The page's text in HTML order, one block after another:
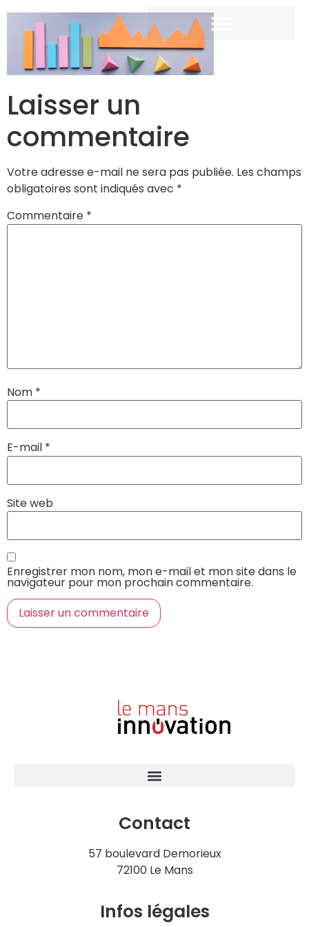
Laisser un
commentaire
Votre adresse e-mail ne sera pas publiée. Les champs
obligatoires sont indiqués avec *
Commentaire *
Nom *
E-mail *
Site web
Enregistrer mon nom, mon e-mail et mon site dans le
navigateur pour mon prochain commentaire.
Contact
57 boulevard Demorieux
72100 Le Mans
Infos légales